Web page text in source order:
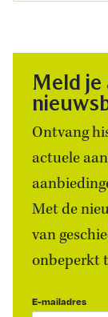
Meld je
Ontvang
actuele
Met de
van
onbeperkt
E-mailadres